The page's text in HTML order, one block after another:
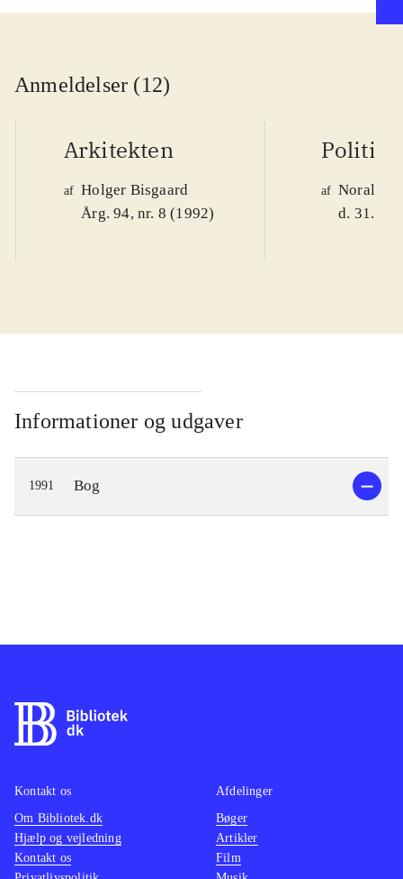
Anmeldelser (12)
Arkitekten
af Holger Bisgaard
Årg. 94, nr. 8 (1992)
af Noralv
d. 31.
Informationer og udgaver
1991 Bog
Kontakt os
Om Bibliotek.dk
Hjælp og vejledning
Kontakt os
Afdelinger
Bøger
Artikler
Film